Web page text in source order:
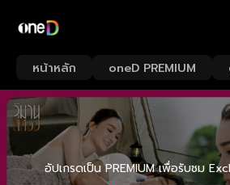
หน้าหลัก oneD PREMIUM
อัปเกรดเป็น PREMIUM เพื่อรับชม